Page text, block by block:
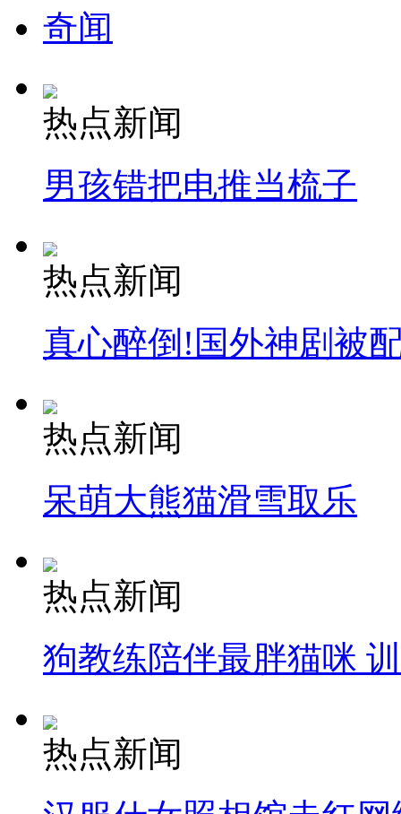
奇闻
热点新闻
男孩错把电推当梳子
热点新闻
真心醉倒!国外神剧被
热点新闻
呆萌大熊猫滑雪取乐
热点新闻
狗教练陪伴最胖猫咪
热点新闻